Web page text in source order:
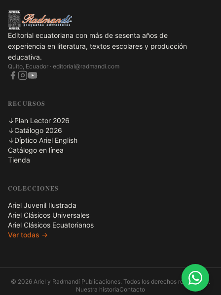
Editorial ecuatoriana con más de sesenta años de
experiencia en literatura, textos escolares y producción
educativa.
Quito, Ecuador · editorial@radmandi.com
RECURSOS
↓Plan Lector 2026
↓Catálogo 2026
↓Díptico Ariel English
Catálogo en línea
Tienda
COLECCIONES
Ariel Juvenil Ilustrada
Ariel Clásicos Universales
Ariel Clásicos Ecuatorianos
Ver todas →
© 2026 Ariel y Radmandí Publicaciones. Todos los derechos reservados.
Nuestra historiaContacto